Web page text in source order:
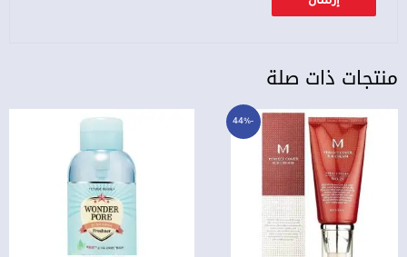
منتجات ذات صلة
-44% السعر
الأصلي
هو:
18,000 د.ع.
السعر
الحالي